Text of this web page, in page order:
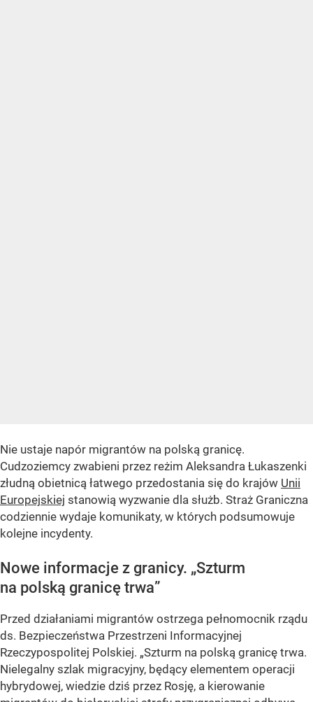
Nie ustaje napór migrantów na polską granicę.
Cudzoziemcy zwabieni przez reżim Aleksandra Łukaszenki
złudną obietnicą łatwego przedostania się do krajów Unii
Europejskiej stanowią wyzwanie dla służb. Straż Graniczna
codziennie wydaje komunikaty, w których podsumowuje
kolejne incydenty.
Nowe informacje z granicy. „Szturm
na polską granicę trwa”
Przed działaniami migrantów ostrzega pełnomocnik rządu
ds. Bezpieczeństwa Przestrzeni Informacyjnej
Rzeczypospolitej Polskiej. „Szturm na polską granicę trwa.
Nielegalny szlak migracyjny, będący elementem operacji
hybrydowej, wiedzie dziś przez Rosję, a kierowanie